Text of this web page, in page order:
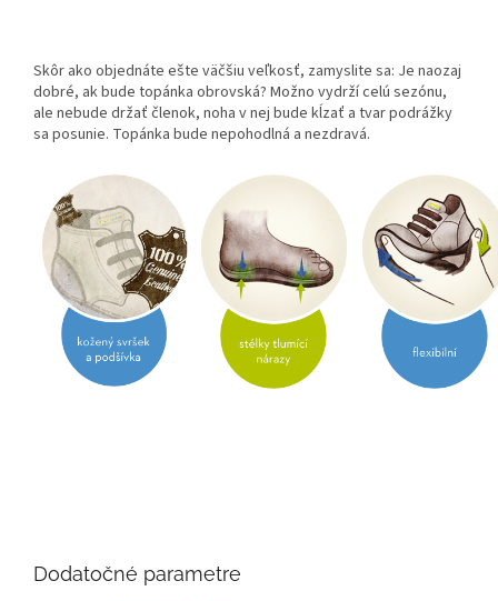
Skôr ako objednáte ešte väčšiu veľkosť, zamyslite sa: Je naozaj
dobré, ak bude topánka obrovská? Možno vydrží celú sezónu,
ale nebude držať členok, noha v nej bude kĺzať a tvar podrážky
sa posunie. Topánka bude nepohodlná a nezdravá.
Dodatočné parametre